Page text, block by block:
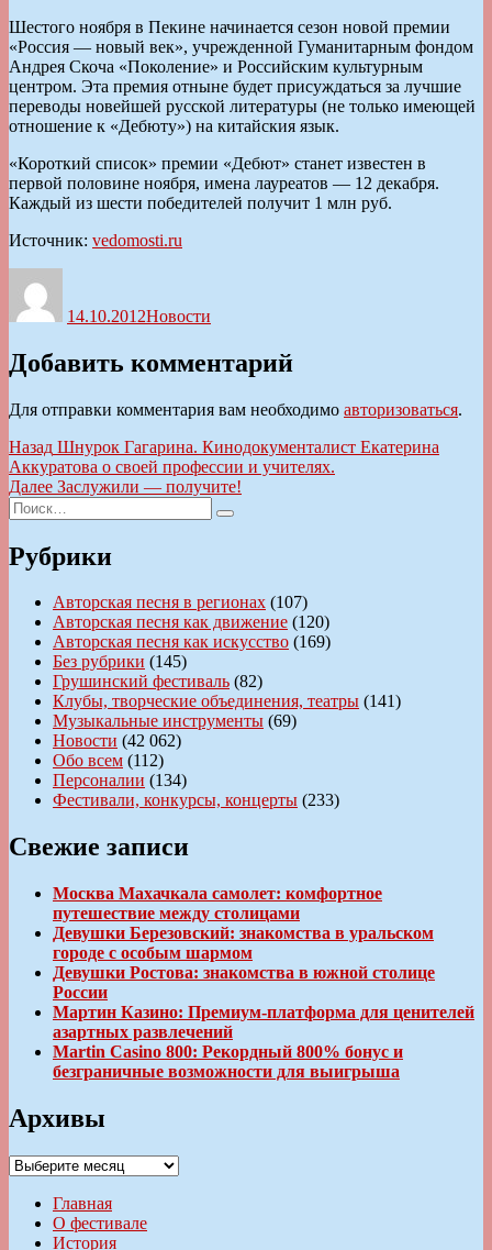
Шестого ноября в Пекине начинается сезон новой премии
«Россия — новый век», учрежденной Гуманитарным фондом
Андрея Скоча «Поколение» и Российским культурным
центром. Эта премия отныне будет присуждаться за лучшие
переводы новейшей русской литературы (не только имеющей
отношение к «Дебюту») на китайския язык.
«Короткий список» премии «Дебют» станет известен в
первой половине ноября, имена лауреатов — 12 декабря.
Каждый из шести победителей получит 1 млн руб.
Источник: vedomosti.ru
14.10.2012Новости
Добавить комментарий
Для отправки комментария вам необходимо авторизоваться.
Навигация
по
записям
Назад Предыдущая
запись:
Шнурок Гагарина. Кинодокументалист Екатерина
Аккуратова о своей профессии и учителях.
Далее Следующая
Заслужили — получите!
Искать:
Поиск
Рубрики
Авторская песня в регионах (107)
Авторская песня как движение (120)
Авторская песня как искусство (169)
Без рубрики (145)
Грушинский фестиваль (82)
Клубы, творческие объединения, театры (141)
Музыкальные инструменты (69)
Новости (42 062)
Обо всем (112)
Персоналии (134)
Фестивали, конкурсы, концерты (233)
Свежие записи
Москва Махачкала самолет: комфортное
путешествие между столицами
Девушки Березовский: знакомства в уральском
городе с особым шармом
Девушки Ростова: знакомства в южной столице
России
Мартин Казино: Премиум-платформа для ценителей
азартных развлечений
Martin Casino 800: Рекордный 800% бонус и
безграничные возможности для выигрыша
Архивы
Архивы
Главная
О фестивале
История